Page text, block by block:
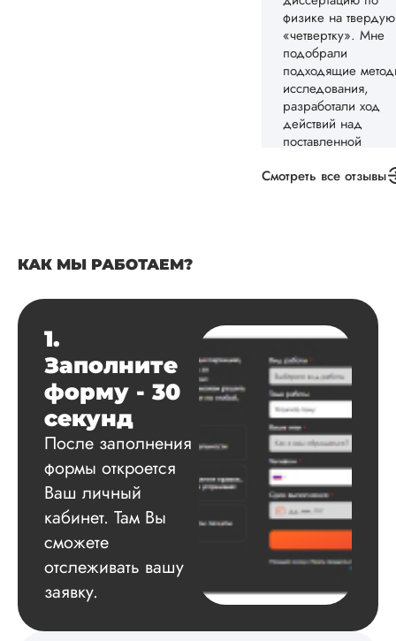
придрался, ни я
Чтобы не
не тратить время,
заказала в кучу
автореферат с
докладом и
презентацией:
дешевле, под
акцию попала, ...
Читать полный
Кандидатская
Дата:2024-07-06
Был заказ на
кандидатскую: я
учитель, мне
требовалось для
повышения
квалификации.
Ошибки были,
отправляла на
доработку раза 3.
принципе, другой
обратил, а мне в
больше бросалось
несоответствие
Смотреть все отзывы
КАК МЫ РАБОТАЕМ?
1.
Заполните
форму - 30
секунд
После заполнения
формы откроется
Ваш личный
кабинет. Там Вы
сможете
отслеживать вашу
заявку.